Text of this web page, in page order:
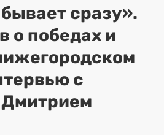
сразу».
о победах и
с